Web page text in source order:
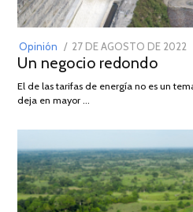
Opinión
POSTED
ON
27 DE AGOSTO DE 2022
Un negocio redondo
El de las tarifas de energía no es un
deja en mayor …